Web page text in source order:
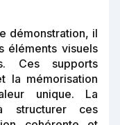
démonstration, il
éléments visuels
Ces supports
la mémorisation
unique. La
structurer ces